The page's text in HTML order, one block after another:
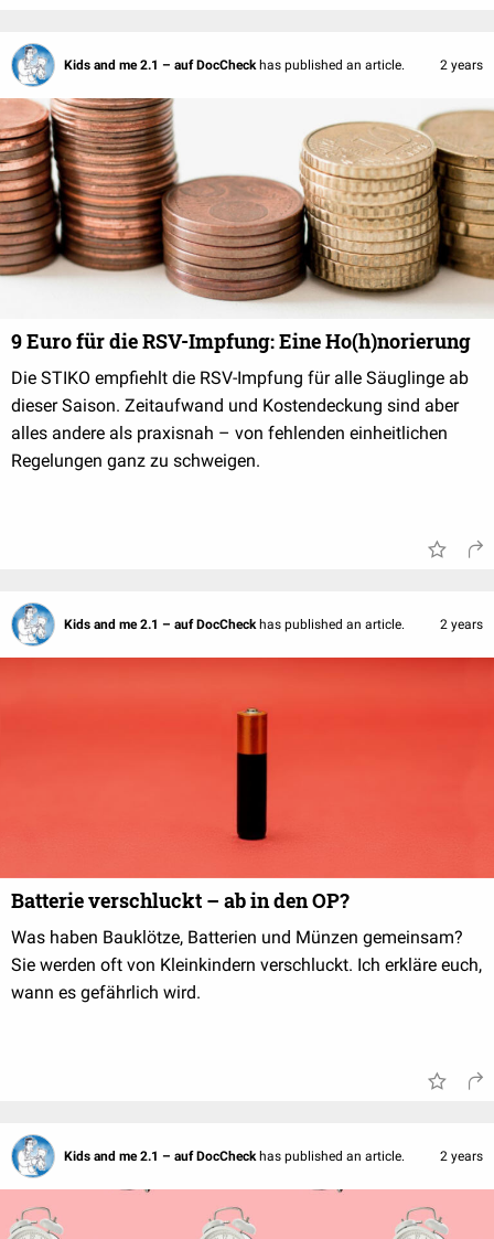
Kids and me 2.1 – auf DocCheck has published an article. 2 years
9 Euro für die RSV-Impfung: Eine Ho(h)norierung
Die STIKO empfiehlt die RSV-Impfung für alle Säuglinge ab
dieser Saison. Zeitaufwand und Kostendeckung sind aber
alles andere als praxisnah – von fehlenden einheitlichen
Regelungen ganz zu schweigen.
Kids and me 2.1 – auf DocCheck has published an article. 2 years
Batterie verschluckt – ab in den OP?
Was haben Bauklötze, Batterien und Münzen gemeinsam?
Sie werden oft von Kleinkindern verschluckt. Ich erkläre euch,
wann es gefährlich wird.
Kids and me 2.1 – auf DocCheck has published an article. 2 years